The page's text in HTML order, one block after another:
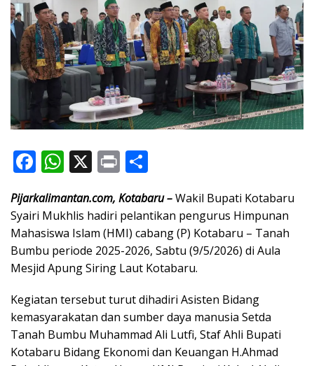
F
e
b
o
o
k
W
at
s
A
p
p
X Pr
t ar
e
Pijarkalimantan.com, Kotabaru –Wakil Bupati Kotabaru
Syairi Mukhlis hadiri pelantikan pengurus Himpunan
Mahasiswa Islam (HMI) cabang (P) Kotabaru – Tanah
Bumbu periode 2025-2026, Sabtu (9/5/2026) di Aula
Mesjid Apung Siring Laut Kotabaru.
Kegiatan tersebut turut dihadiri Asisten Bidang
kemasyarakatan dan sumber daya manusia Setda
Tanah Bumbu Muhammad Ali Lutfi, Staf Ahli Bupati
Kotabaru Bidang Ekonomi dan Keuangan H.Ahmad